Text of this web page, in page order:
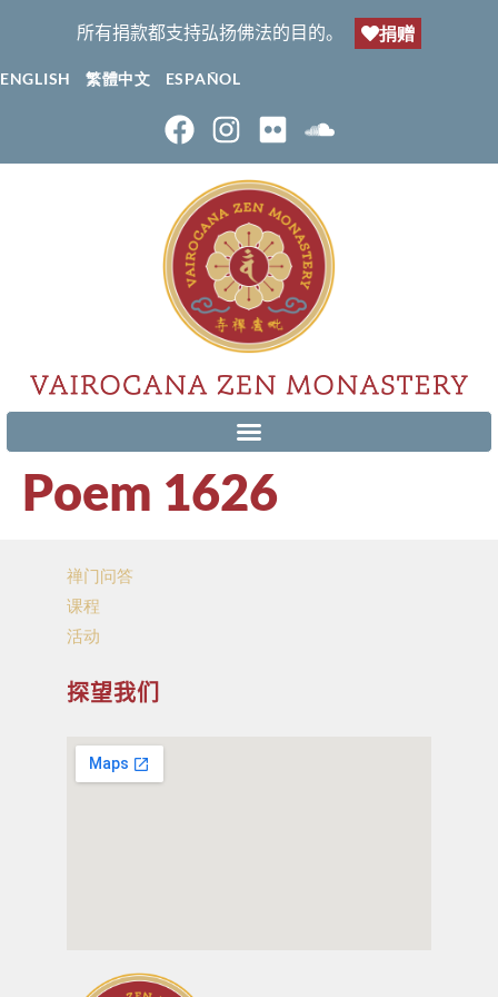
所有捐款都支持弘扬佛法的目的。 捐赠
ENGLISH 繁體中文 ESPAÑOL
Poem 1626
禅门问答
课程
活动
探望我们